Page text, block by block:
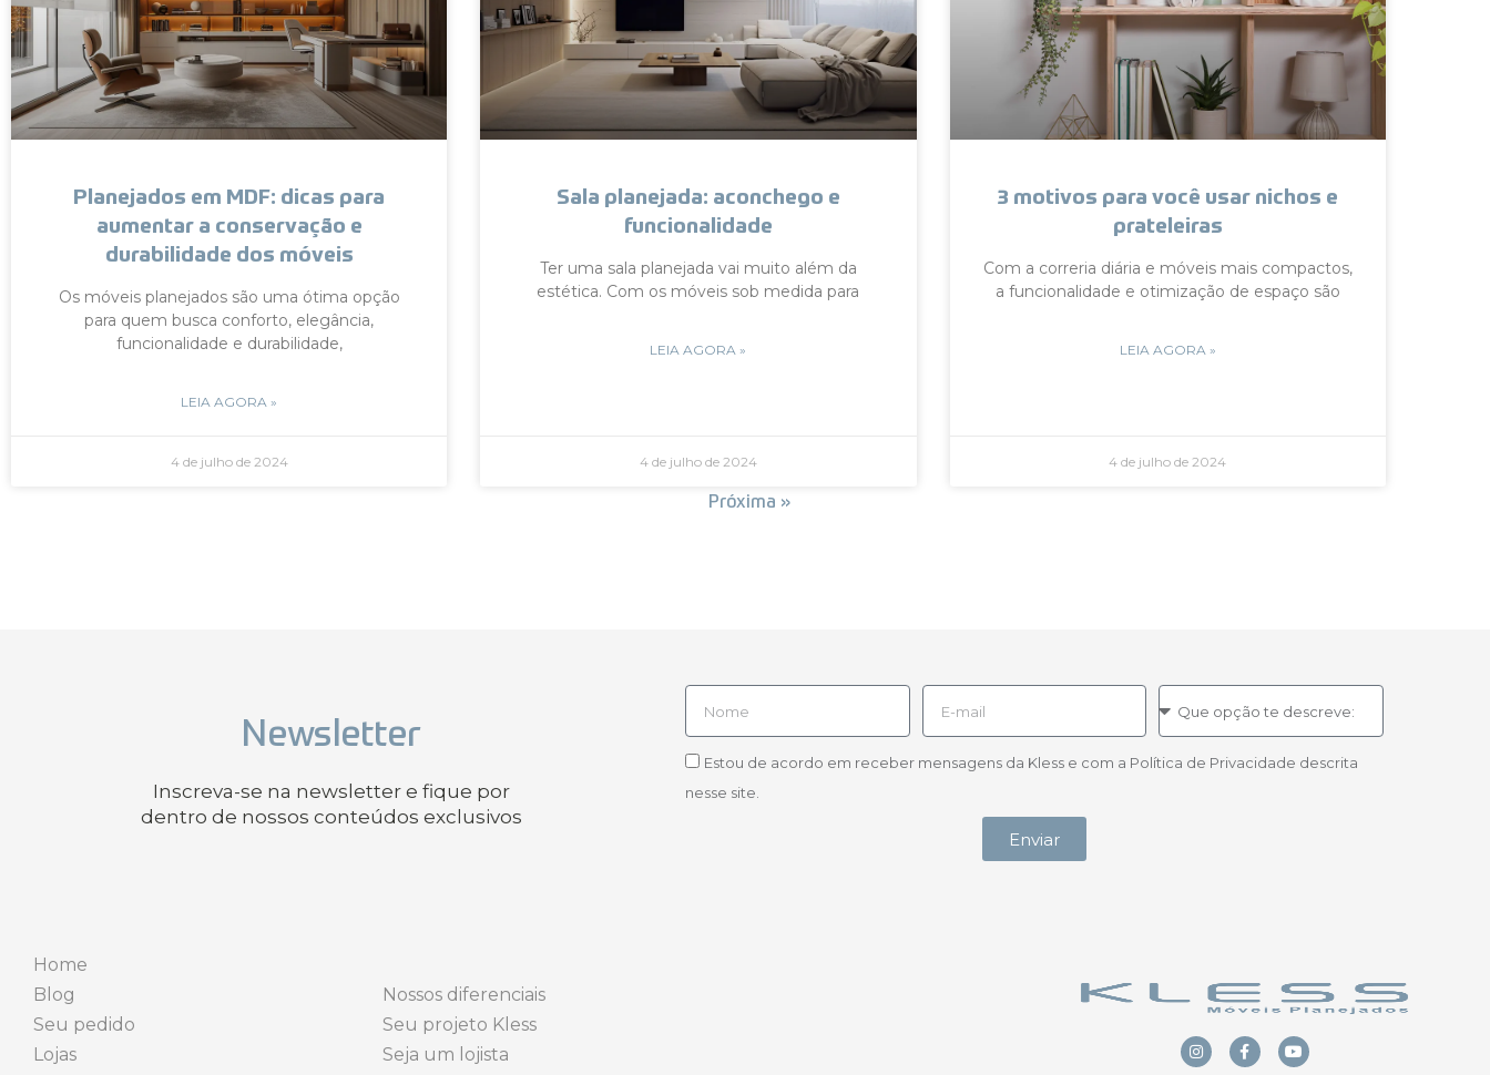
Planejados em MDF: dicas para
aumentar a conservação e
durabilidade dos móveis
Os móveis planejados são uma ótima opção
para quem busca conforto, elegância,
funcionalidade e durabilidade,
LEIA AGORA »
4 de julho de 2024
Sala planejada: aconchego e
funcionalidade
Ter uma sala planejada vai muito além da
estética. Com os móveis sob medida para
LEIA AGORA »
4 de julho de 2024
3 motivos para você usar nichos e
prateleiras
Com a correria diária e móveis mais compactos,
a funcionalidade e otimização de espaço são
LEIA AGORA »
4 de julho de 2024
Próxima »
Newsletter
Inscreva-se na newsletter e fique por
dentro de nossos conteúdos exclusivos
Estou de acordo em receber mensagens da Kless e com a Política de Privacidade descrita
nesse site.
Enviar
Home
Blog
Seu pedido
Lojas
Nossos diferenciais
Seu projeto Kless
Seja um lojista